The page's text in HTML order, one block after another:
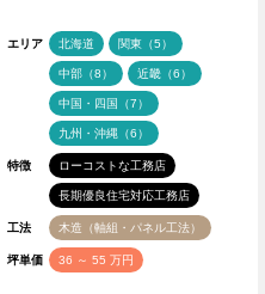
エリア 北海道 関東（5）
中部（8） 近畿（6）
中国・四国（7）
九州・沖縄（6）
特徴 ローコストな工務店
長期優良住宅対応工務店
工法 木造（軸組・パネル工法）
坪単価 36 ～ 55 万円